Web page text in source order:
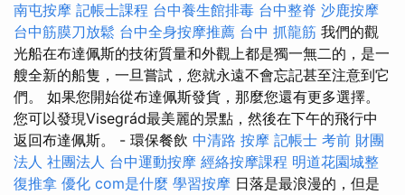
南屯按摩 記帳士課程 台中養生館排毒 台中整脊 沙鹿按摩
台中筋膜刀放鬆 台中全身按摩推薦 台中 抓龍筋 我們的觀
光船在布達佩斯的技術質量和外觀上都是獨一無二的，是一
艘全新的船隻，一旦嘗試，您就永遠不會忘記甚至注意到它
們。 如果您開始從布達佩斯發貨，那麼您還有更多選擇。
您可以發現Visegrád最美麗的景點，然後在下午的飛行中
返回布達佩斯。 - 環保餐飲 中清路 按摩 記帳士 考前 財團
法人 社團法人 台中運動按摩 經絡按摩課程 明道花園城整
復推拿 優化 com是什麼 學習按摩 日落是最浪漫的，但是